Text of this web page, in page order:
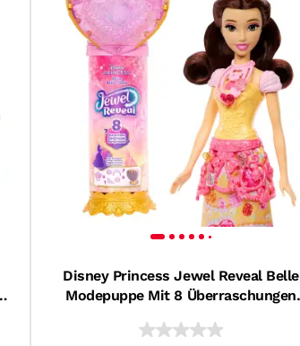
Disney Princess Jewel Reveal Belle
Modepuppe Mit 8 Überraschungen